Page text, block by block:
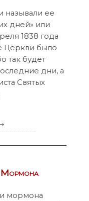
называли ее
дней» или
1838 года
Церкви было
так будет
дни, а
Святых
Мормона
мормона